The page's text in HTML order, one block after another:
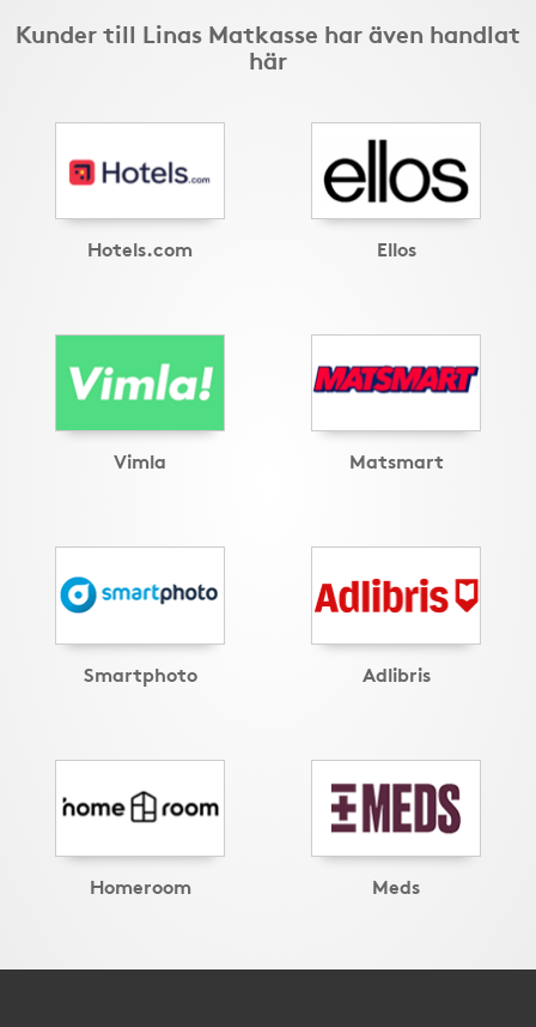
Kunder till Linas Matkasse har även handlat
här
Hotels.com Ellos
Vimla Matsmart
Smartphoto Adlibris
Homeroom Meds